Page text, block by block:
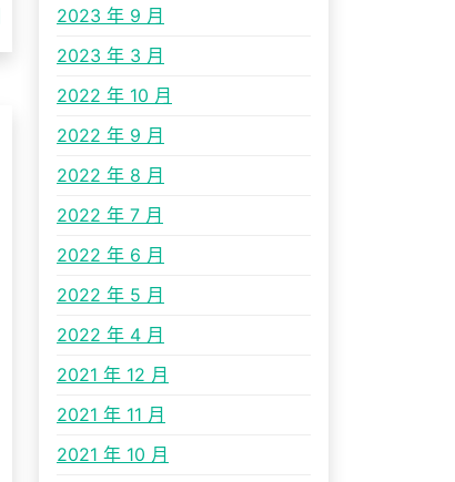
2023 年 9 月
2023 年 3 月
2022 年 10 月
2022 年 9 月
2022 年 8 月
2022 年 7 月
2022 年 6 月
2022 年 5 月
2022 年 4 月
2021 年 12 月
2021 年 11 月
2021 年 10 月